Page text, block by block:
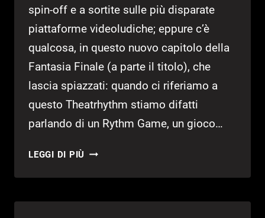
spin-off e a sortite sulle più disparate
piattaforme videoludiche; eppure c’è
qualcosa, in questo nuovo capitolo della
Fantasia Finale (a parte il titolo), che
lascia spiazzati: quando ci riferiamo a
questo Theatrhythm stiamo difatti
parlando di un Rythm Game, un gioco…
LEGGI DI PIÙ THEATRHYTHM
FANTASY